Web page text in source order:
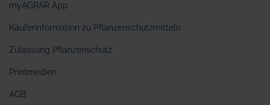
myAGRAR App
Käuferinformation zu Pflanzenschutzmitteln
Zulassung Pflanzenschutz
Printmedien
AGB